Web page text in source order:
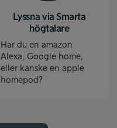
Lyssna via Smarta
högtalare
Har du en amazon
Alexa, Google home,
eller kanske en apple
homepod?